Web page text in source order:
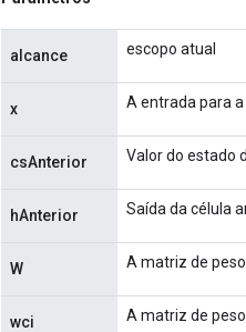
alcance escopo atual
x A entrada para
csAnterior Valor do estado
hAnterior Saída da célula
W A matriz de peso.
wci A matriz de